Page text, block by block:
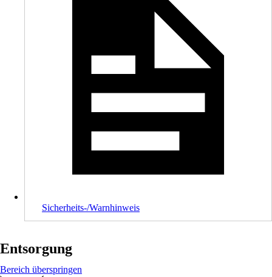
Sicherheits-/Warnhinweis
Entsorgung
Bereich überspringen